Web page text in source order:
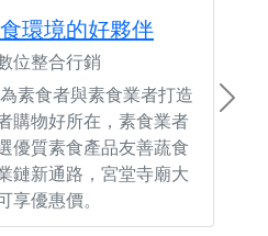
環境的好夥伴
位整合行銷
素食者與素食業者打造
購物好所在，素食業者
優質素食產品友善蔬食
鏈新通路，宮堂寺廟大
享優惠價。
Next